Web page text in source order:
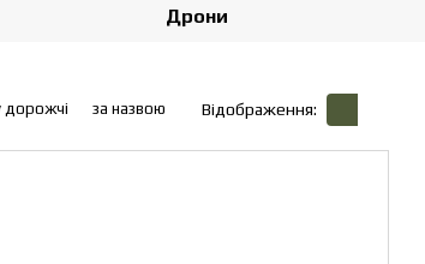
Дрони
дорожчі за назвою Відображення: